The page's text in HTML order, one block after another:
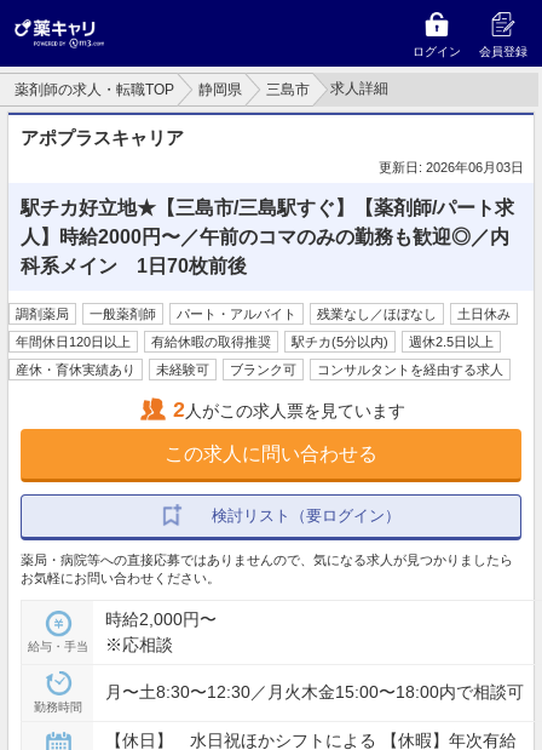
ログイン 会員登録
薬剤師の求人・転職TOP 静岡県 三島市 求人詳細
アポプラスキャリア
更新日: 2026年06月03日
駅チカ好立地★【三島市/三島駅すぐ】【薬剤師/パート求
人】時給2000円〜／午前のコマのみの勤務も歓迎◎／内
科系メイン 1日70枚前後
調剤薬局 一般薬剤師 パート・アルバイト 残業なし／ほぼなし
土日休み
年間休日120日以上
有給休暇の取得推奨 駅チカ(5分以内)
週休2.5日以上
産休・育休実績あり
未経験可 ブランク可 コンサルタントを経由する求人
2人がこの求人票を見ています
この求人に問い合わせる
検討リスト（要ログイン）
薬局・病院等への直接応募ではありませんので、気になる求人が見つかりましたら
お気軽にお問い合わせください。
給与・手当
時給2,000円〜
※応相談
勤務時間
月〜土8:30〜12:30／月火木金15:00〜18:00内で相談可
【休日】 水日祝ほかシフトによる 【休暇】年次有給